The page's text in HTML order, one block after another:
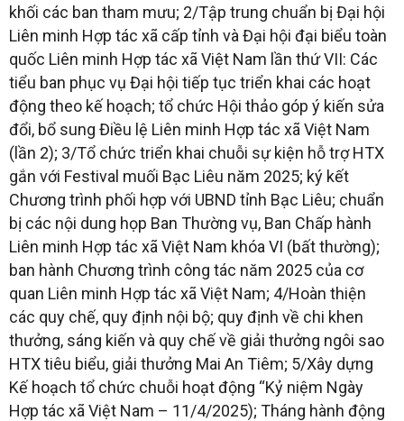
khối các ban tham mưu; 2/Tập trung chuẩn bị Đại hội
Liên minh Hợp tác xã cấp tỉnh và Đại hội đại biểu toàn
quốc Liên minh Hợp tác xã Việt Nam lần thứ VII: Các
tiểu ban phục vụ Đại hội tiếp tục triển khai các hoạt
động theo kế hoạch; tổ chức Hội thảo góp ý kiến sửa
đổi, bổ sung Điều lệ Liên minh Hợp tác xã Việt Nam
(lần 2); 3/Tổ chức triển khai chuỗi sự kiện hỗ trợ HTX
gắn với Festival muối Bạc Liêu năm 2025; ký kết
Chương trình phối hợp với UBND tỉnh Bạc Liêu; chuẩn
bị các nội dung họp Ban Thường vụ, Ban Chấp hành
Liên minh Hợp tác xã Việt Nam khóa VI (bất thường);
ban hành Chương trình công tác năm 2025 của cơ
quan Liên minh Hợp tác xã Việt Nam; 4/Hoàn thiện
các quy chế, quy định nội bộ; quy định về chi khen
thưởng, sáng kiến và quy chế về giải thưởng ngôi sao
HTX tiêu biểu, giải thưởng Mai An Tiêm; 5/Xây dựng
Kế hoạch tổ chức chuỗi hoạt động “Kỷ niệm Ngày
Hợp tác xã Việt Nam – 11/4/2025); Tháng hành động